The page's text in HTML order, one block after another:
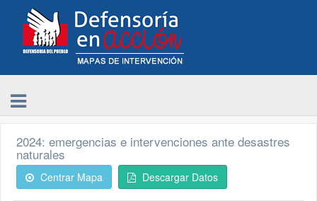
2024: emergencias e intervenciones ante desastres
naturales
Centrar Mapa Descargar Datos